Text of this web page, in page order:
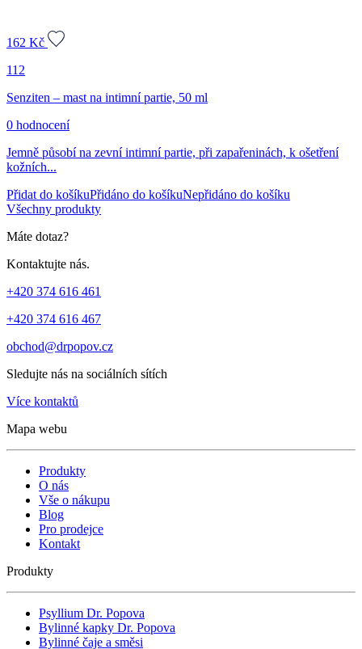
162 Kč
112
Senziten – mast na intimní partie, 50 ml
0 hodnocení
Jemně působí na zevní intimní partie, při zapařeninách, k ošetření
kožních...
Přidat do košíkuPřidáno do košíkuNepřidáno do košíku
Všechny produkty
Máte dotaz?
Kontaktujte nás.
+420 374 616 461
+420 374 616 467
obchod@drpopov.cz
Sledujte nás na sociálních sítích
Více kontaktů
Mapa webu
Produkty
O nás
Vše o nákupu
Blog
Pro prodejce
Kontakt
Produkty
Psyllium Dr. Popova
Bylinné kapky Dr. Popova
Bylinné čaje a směsi